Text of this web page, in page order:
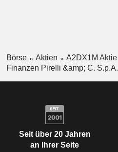
Börse Aktien
A2DX1M Aktie
Finanzen Pirelli &amp; C. S.p.A.
Seit über 20 Jahren
an Ihrer Seite